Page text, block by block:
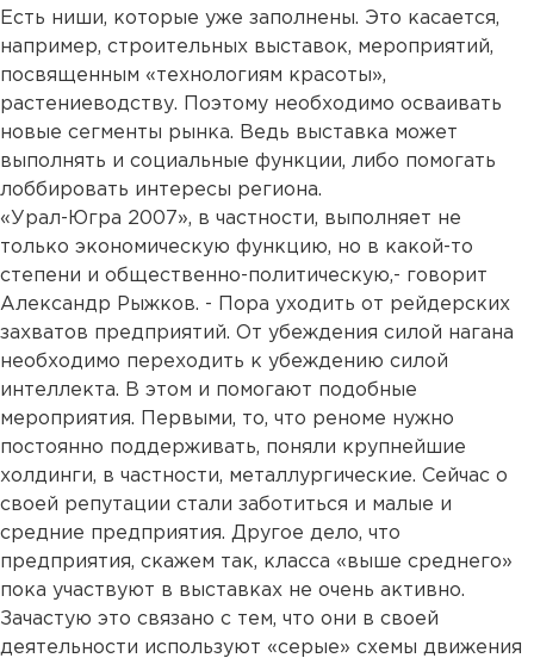
Есть ниши, которые уже заполнены. Это касается,
например, строительных выставок, мероприятий,
посвященным «технологиям красоты»,
растениеводству. Поэтому необходимо осваивать
новые сегменты рынка. Ведь выставка может
выполнять и социальные функции, либо помогать
лоббировать интересы региона.
«Урал-Югра 2007», в частности, выполняет не
только экономическую функцию, но в какой-то
степени и общественно-политическую,- говорит
Александр Рыжков. - Пора уходить от рейдерских
захватов предприятий. От убеждения силой нагана
необходимо переходить к убеждению силой
интеллекта. В этом и помогают подобные
мероприятия. Первыми, то, что реноме нужно
постоянно поддерживать, поняли крупнейшие
холдинги, в частности, металлургические. Сейчас о
своей репутации стали заботиться и малые и
средние предприятия. Другое дело, что
предприятия, скажем так, класса «выше среднего»
пока участвуют в выставках не очень активно.
Зачастую это связано с тем, что они в своей
деятельности используют «серые» схемы движения